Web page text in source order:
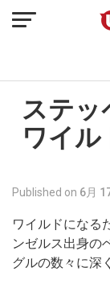
ステッ
ワイル
Published on 6月
ワイルドになる
ンゼルス出身の
グルの数々に深